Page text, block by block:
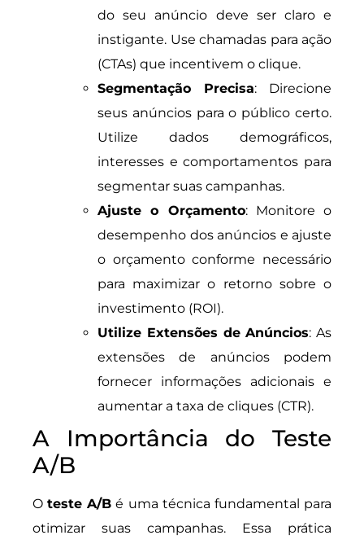
do seu anúncio deve ser claro e
instigante. Use chamadas para ação
(CTAs) que incentivem o clique.
Segmentação Precisa: Direcione
seus anúncios para o público certo.
Utilize dados demográficos,
interesses e comportamentos para
segmentar suas campanhas.
Ajuste o Orçamento: Monitore o
desempenho dos anúncios e ajuste
o orçamento conforme necessário
para maximizar o retorno sobre o
investimento (ROI).
Utilize Extensões de Anúncios: As
extensões de anúncios podem
fornecer informações adicionais e
aumentar a taxa de cliques (CTR).
A Importância do Teste
A/B
Oteste A/B é uma técnica fundamental para
otimizar suas campanhas. Essa prática